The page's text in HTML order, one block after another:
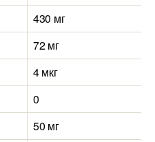
430 мг
72 мг
4 мкг
0
50 мг